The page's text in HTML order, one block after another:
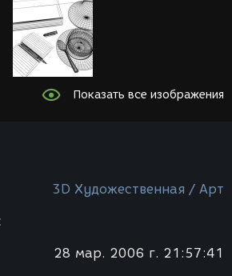
Показать все изображения
3D Художественная / Арт
28 мар. 2006 г. 21:57:41